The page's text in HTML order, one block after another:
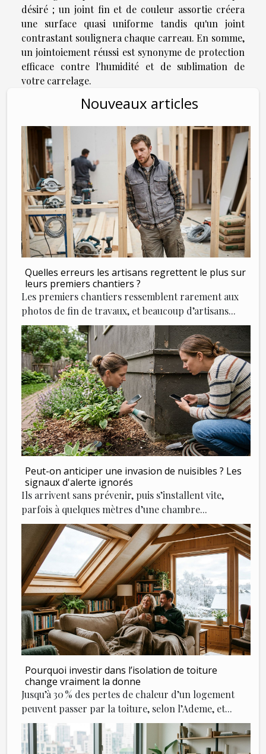
désiré ; un joint fin et de couleur assortie créera
une surface quasi uniforme tandis qu'un joint
contrastant soulignera chaque carreau. En somme,
un jointoiement réussi est synonyme de protection
efficace contre l'humidité et de sublimation de
votre carrelage.
Nouveaux articles
Quelles erreurs les artisans regrettent le plus sur
leurs premiers chantiers ?
Les premiers chantiers ressemblent rarement aux
photos de fin de travaux, et beaucoup d’artisans...
Peut-on anticiper une invasion de nuisibles ? Les
signaux d'alerte ignorés
Ils arrivent sans prévenir, puis s’installent vite,
parfois à quelques mètres d’une chambre...
Pourquoi investir dans l’isolation de toiture
change vraiment la donne
Jusqu’à 30 % des pertes de chaleur d’un logement
peuvent passer par la toiture, selon l’Ademe, et...